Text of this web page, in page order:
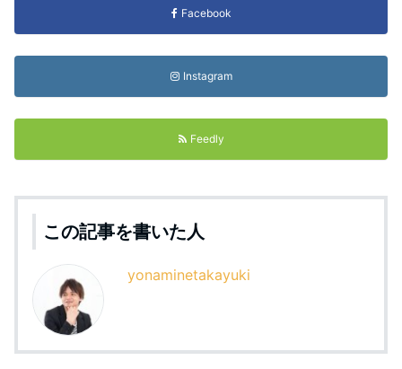
Facebook
Instagram
Feedly
この記事を書いた人
yonaminetakayuki